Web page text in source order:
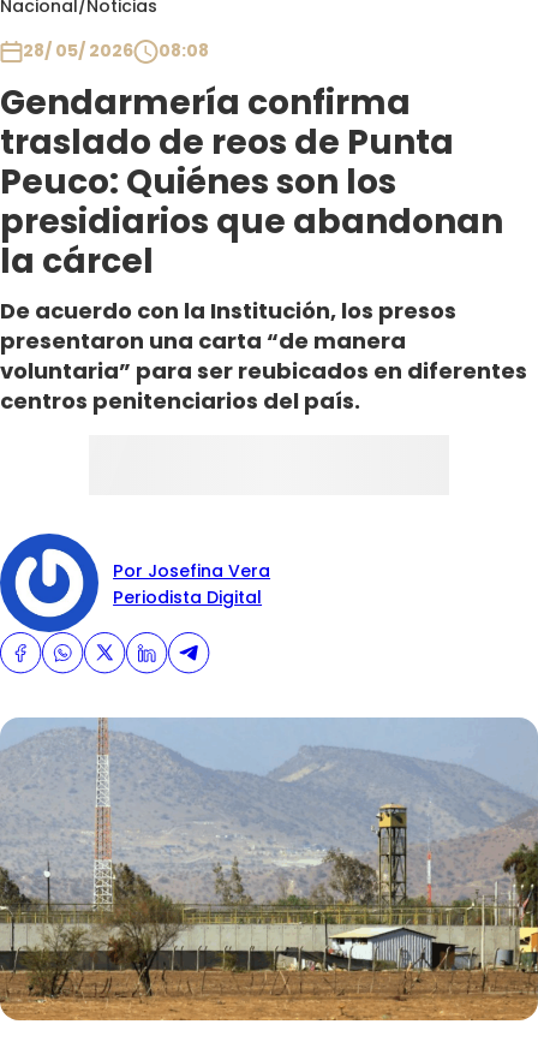
Nacional/Noticias
28/ 05/ 2026
08:08
Gendarmería confirma
traslado de reos de Punta
Peuco: Quiénes son los
presidiarios que abandonan
la cárcel
De acuerdo con la Institución, los presos
presentaron una carta “de manera
voluntaria” para ser reubicados en diferentes
centros penitenciarios del país.
Por Josefina Vera
Periodista Digital
Club De La Comedia
Contigo en Directo
Plan Perfecto
El Tiempo
Sabingo
Todos Los Programas